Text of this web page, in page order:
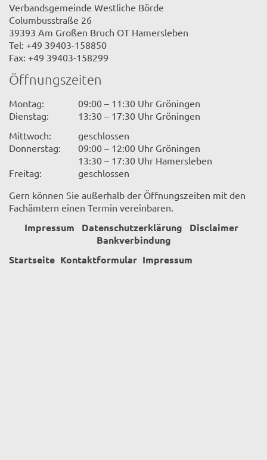
Verbandsgemeinde Westliche Börde
Columbusstraße 26
39393 Am Großen Bruch OT Hamersleben
Tel: +49 39403-158850
Fax: +49 39403-158299
Öffnungszeiten
Montag:
09:00 – 11:30 Uhr Gröningen
Dienstag:
13:30 – 17:30 Uhr Gröningen
Mittwoch:
geschlossen
Donnerstag:
09:00 – 12:00 Uhr Gröningen
13:30 – 17:30 Uhr Hamersleben
Freitag:
geschlossen
Gern können Sie außerhalb der Öffnungszeiten mit den
Fachämtern einen Termin vereinbaren.
Impressum Datenschutzerklärung
Disclaimer
Bankverbindung
Startseite Kontaktformular Impressum